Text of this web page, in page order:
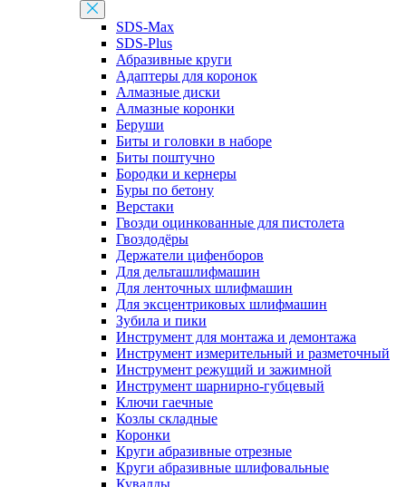
SDS-Max
SDS-Plus
Абразивные круги
Адаптеры для коронок
Алмазные диски
Алмазные коронки
Беруши
Биты и головки в наборе
Биты поштучно
Бородки и кернеры
Буры по бетону
Верстаки
Гвозди оцинкованные для пистолета
Гвоздодёры
Держатели цифенборов
Для дельташлифмашин
Для ленточных шлифмашин
Для эксцентриковых шлифмашин
Зубила и пики
Инструмент для монтажа и демонтажа
Инструмент измерительный и разметочный
Инструмент режущий и зажимной
Инструмент шарнирно-губцевый
Ключи гаечные
Козлы складные
Коронки
Круги абразивные отрезные
Круги абразивные шлифовальные
Кувалды